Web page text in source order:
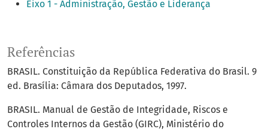
Eixo 1 - Administração, Gestão e Liderança
Referências
BRASIL. Constituição da República Federativa do Brasil. 9
ed. Brasília: Câmara dos Deputados, 1997.
BRASIL. Manual de Gestão de Integridade, Riscos e
Controles Internos da Gestão (GIRC), Ministério do